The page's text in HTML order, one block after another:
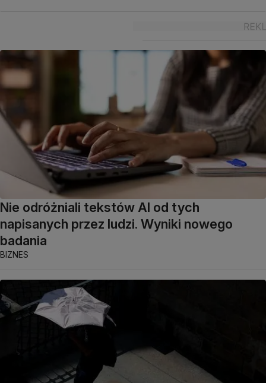
Nie odróżniali tekstów AI od tych
napisanych przez ludzi. Wyniki nowego
badania
BIZNES